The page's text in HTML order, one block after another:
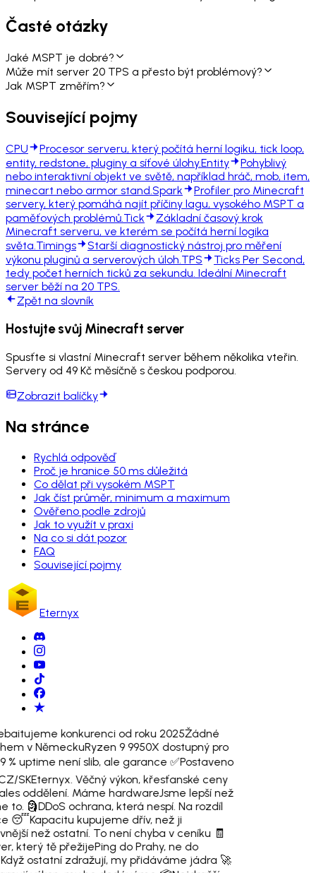
Časté otázky
Jaké MSPT je dobré?
Může mít server 20 TPS a přesto být problémový?
Jak MSPT změřím?
Související pojmy
CPU
Procesor serveru, který počítá herní logiku, tick loop,
entity, redstone, pluginy a síťové úlohy.Entity
Pohyblivý
nebo interaktivní objekt ve světě, například hráč, mob, item,
minecart nebo armor stand.Spark
Profiler pro Minecraft
servery, který pomáhá najít příčiny lagu, vysokého MSPT a
paměťových problémů.Tick
Základní časový krok
Minecraft serveru, ve kterém se počítá herní logika
světa.Timings
Starší diagnostický nástroj pro měření
výkonu pluginů a serverových úloh.TPS
Ticks Per Second,
tedy počet herních ticků za sekundu. Ideální Minecraft
server běží na 20 TPS.
Zpět na slovník
Hostujte svůj Minecraft server
Spusťte si vlastní Minecraft server během několika vteřin.
Servery od 49 Kč měsíčně s českou podporou.
Zobrazit balíčky
Na stránce
Rychlá odpověď
Proč je hranice 50 ms důležitá
Co dělat při vysokém MSPT
Jak číst průměr, minimum a maximum
Ověřeno podle zdrojů
Jak to využít v praxi
Na co si dát pozor
FAQ
Související pojmy
Eternyx
konkurenci od roku 2025Žádné
v NěmeckuRyzen 9 9950X dostupný pro
% uptime není slib, ale garance ✅Postaveno
SKEternyx. Věčný výkon, křesťanské ceny
oddělení. Máme hardwareJsme lepší než
to. 🗿DDoS ochrana, která nespí. Na rozdíl
😴Kapacitu kupujeme dřív, než ji
než ostatní. To není chyba v ceníku 🧾
který tě přežijePing do Prahy, ne do
Když ostatní zdražují, my přidáváme jádra 🚀